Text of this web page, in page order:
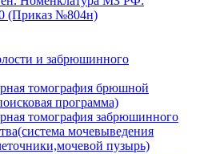
(Приказ №804н)
и забрюшинного
томография брюшной
программа)
томография забрюшинного
мочевыведения
пузырь)